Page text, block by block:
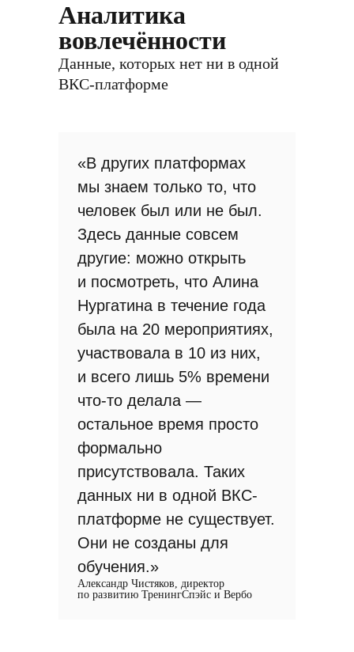
Аналитика
вовлечённости
Данные, которых нет ни в одной
ВКС-платформе
«В других платформах
мы знаем только то, что
человек был или не был.
Здесь данные совсем
другие: можно открыть
и посмотреть, что Алина
Нургатина в течение года
была на 20 мероприятиях,
участвовала в 10 из них,
и всего лишь 5% времени
что-то делала —
остальное время просто
формально
присутствовала. Таких
данных ни в одной ВКС-
платформе не существует.
Они не созданы для
обучения.»
Александр Чистяков, директор
по развитию ТренингСпэйс и Вербо